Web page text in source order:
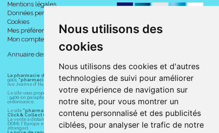
Nous utilisons des
cookies
Nous utilisons des cookies et d'autres
technologies de suivi pour améliorer
votre expérience de navigation sur
notre site, pour vous montrer un
contenu personnalisé et des publicités
ciblées, pour analyser le trafic de notre
Mentions légales
Données personnelles
Cookies
Mes préférences Cookies
Mon compte
Annuaire des pharmacies
La pharmacie du centre à Albert (80300) est une pharmacie française certifiée ISO
9001. "pharmacie-du-centre-albert.fr "est le site internet de la pharmacie du centre
rue Jeanne d' Harcourt, 80300 Albert.
Le site vous propose un large choix de plus de 11000 références, au prix les plus bas possible
: 9400 en parapharmacie, animaux, orthopédie, matériel médical. 1700 en médicaments sans
ordonnance.
Le site "pharmacie-du-centre-albert.fr" vous propose les service suivants :
Click & Collect (retrait gratuit dans la pharmacie).
La vente à distance chez vous et/ou chez un commerçant sur la France (Andorre, Monaco et
DOM), l' Europe et le monde entier (livraison assuré par Colissimo et ses partenaires à l'
étranger).